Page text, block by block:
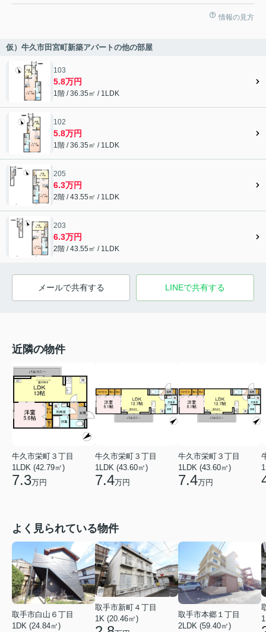
情報の見方
仮）牛久市田宮町新築アパートの他の部屋
103
5.8万円
1階 / 36.35㎡ / 1LDK
102
5.8万円
1階 / 36.35㎡ / 1LDK
205
6.3万円
2階 / 43.55㎡ / 1LDK
203
6.3万円
2階 / 43.55㎡ / 1LDK
メールで共有する LINEで共有する
近隣の物件
牛久市栄町３丁目
1LDK (42.79㎡)
7.3万円
牛久市栄町３丁目
1LDK (43.60㎡)
7.4万円
牛久市栄町３丁目
1LDK (43.60㎡)
7.4万円
よく見られている物件
取手市白山６丁目
1DK (24.84㎡)
取手市新町４丁目
1K (20.46㎡)
取手市本郷１丁目
2LDK (59.40㎡)